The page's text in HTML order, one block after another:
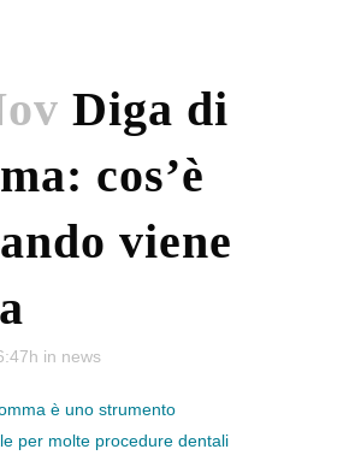
Diga di
cos’è
viene
in news
è uno strumento
per molte procedure dentali